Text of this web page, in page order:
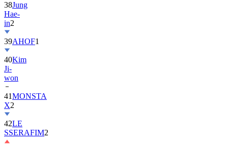
38Jung
Hae-
in2
39AHOF1
40Kim
Ji-
won
41MONSTA
X2
42LE
SSERAFIM2